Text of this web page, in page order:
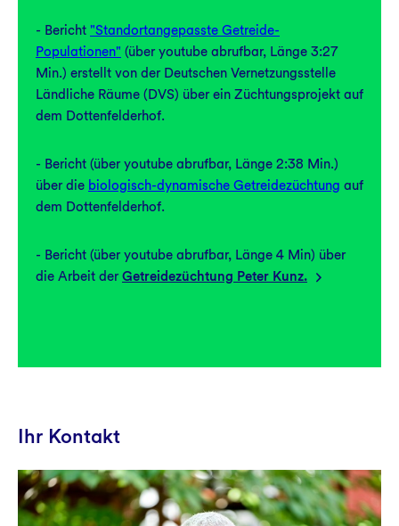
- Bericht "Standortangepasste Getreide-
Populationen" (über youtube abrufbar, Länge 3:27
Min.) erstellt von der Deutschen Vernetzungsstelle
Ländliche Räume (DVS) über ein Züchtungsprojekt auf
dem Dottenfelderhof.
- Bericht (über youtube abrufbar, Länge 2:38 Min.)
über die biologisch-dynamische Getreidezüchtung auf
dem Dottenfelderhof.
- Bericht (über youtube abrufbar, Länge 4 Min) über
die Arbeit derGetreidezüchtung Peter Kunz.
Ihr Kontakt